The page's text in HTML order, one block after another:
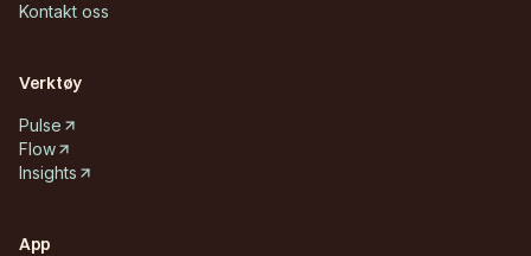
Kontakt oss
Verktøy
Pulse
Flow
Insights
App